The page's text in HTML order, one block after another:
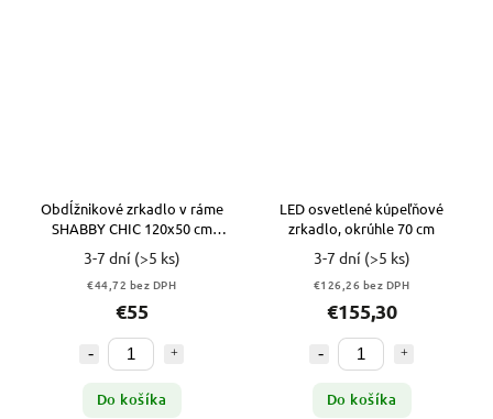
Obdĺžnikové zrkadlo v ráme
SHABBY CHIC 120x50 cm
RETRO DUB
3-7 dní (>5 ks)
€44,72 bez DPH
€55
Do košíka
LED osvetlené kúpeľňové
zrkadlo, okrúhle 70 cm
3-7 dní (>5 ks)
€126,26 bez DPH
€155,30
Do košíka